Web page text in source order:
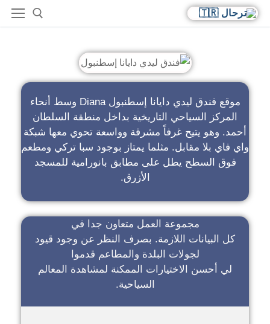
موقع فندق ليدي دايانا إسطنبول Diana وسط أنحاء
المركز السياحي التاريخية بداخل منطقة السلطان
أحمد. وهو يتيح غرفاً مشرقة وواسعة تحوي معها شبكة
واي فاي بلا مقابل. مثلما يمتاز بوجود سبا تركي ومطعم
فوق السطح يطل على مطابق بانورامية للمسجد
الأزرق.
مجموعة العمل متعاون جدا في
كل البيانات اللازمة. بصرف النظر عن وجود قيود
لجولات البلدة والمطاعم قدموا
لي أحسن الاختيارات الممكنة لمشاهدة المعالم
السياحية.